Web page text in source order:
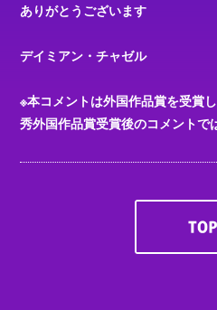
ありがとうございます
デイミアン・チャゼル
※本コメントは外国作品賞を受賞
秀外国作品賞受賞後のコメントで